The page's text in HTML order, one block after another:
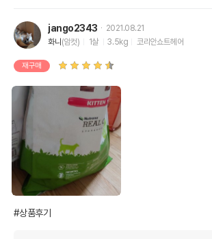
jango2343
2021.08.21
화니(암컷) 1살 3.5kg 코리안쇼트헤어
재구매
#상품후기